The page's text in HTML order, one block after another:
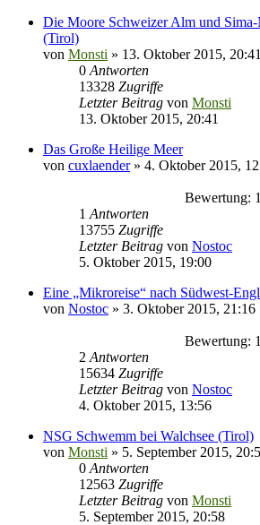
Die Moore Schweizer Alm und
(Tirol)
von Monsti » 13. Oktober 2015, 20:41
0 Antworten
13328 Zugriffe
Letzter Beitrag von Monsti
13. Oktober 2015, 20:41
Das Große Heilige Meer
von cuxlaender» 4. Oktober 2015,
Bewertung:
1 Antworten
13755 Zugriffe
Letzter Beitrag von Nostoc
5. Oktober 2015, 19:00
Eine „Mikroreise“ nach Südwest-
von Nostoc » 3. Oktober 2015, 21:16
Bewertung:
2 Antworten
15634 Zugriffe
Letzter Beitrag von Nostoc
4. Oktober 2015, 13:56
NSG Schwemm bei Walchsee (Tirol)
von Monsti » 5. September 2015,
0 Antworten
12563 Zugriffe
Letzter Beitrag von Monsti
5. September 2015, 20:58